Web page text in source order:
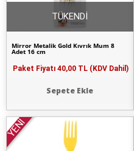
Mirror Metalik Gold Kıvrık Mum 8
Adet 16 cm
Paket Fiyatı 40,00 TL (KDV Dahil)
Sepete Ekle
TÜKENDİ
YENİ